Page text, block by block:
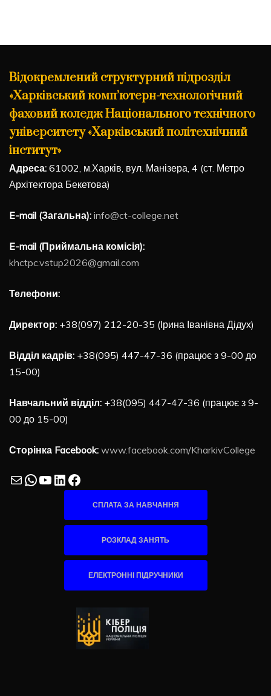
Відокремлений структурний підрозділ
«Харківський комп’ютерн-технологічний
фаховий коледж Національного технічного
університету «Харківський політехнічний
інститут»
Адреса: 61002, м.Харків, вул. Манізера, 4 (ст. Метро
Архітектора Бекетова)
E-mail (Загальна): info@ct-college.net
E-mail (Приймальна комісія):
khctpc.vstup2026@gmail.com
Телефони:
Директор: +38(097) 212-20-35 (Ірина Іванівна Дідух)
Відділ кадрів: +38(095) 447-47-36 (працює з 9-00 до
15-00)
Навчальний відділ: +38(095) 447-47-36 (працює з 9-
00 до 15-00)
Сторінка Facebook: www.facebook.com/KharkivCollege
MailWhatsApp
YouTube
LinkedIn
Facebook
СПЛАТА ЗА НАВЧАННЯ
РОЗКЛАД ЗАНЯТЬ
ЕЛЕКТРОННІ ПІДРУЧНИКИ